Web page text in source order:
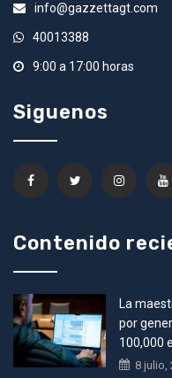
info@gazzettagt.com
40013388
9:00 a 17:00 horas
Siguenos
Contenido
La
por
100,000
8 julio,